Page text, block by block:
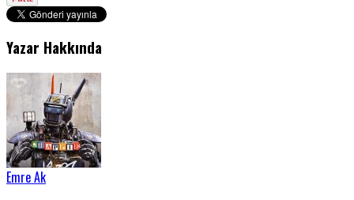
Yazar Hakkında
Emre Ak